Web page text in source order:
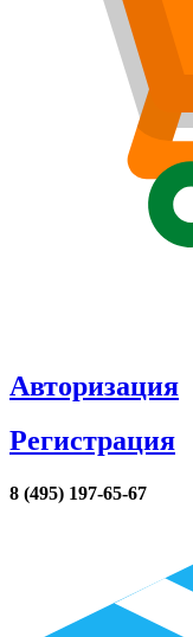
Авторизация
Регистрация
8 (495) 197-65-67